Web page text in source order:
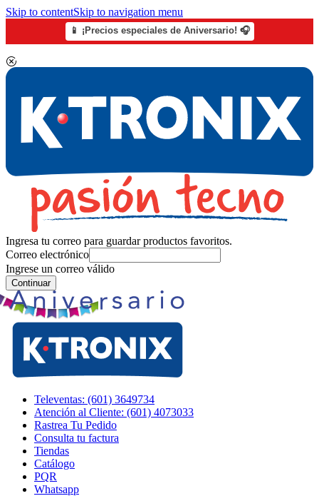
Skip to contentSkip to navigation menu
📱 ¡Precios especiales de Aniversario! 🎧
Ingresa tu correo para guardar productos favoritos.
Correo electrónico
Ingrese un correo válido
Continuar
Televentas: (601) 3649734
Atención al Cliente: (601) 4073033
Rastrea Tu Pedido
Consulta tu factura
Tiendas
Catálogo
PQR
Whatsapp